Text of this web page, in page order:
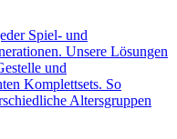
Spiel- und
Unsere Lösungen
und
Komplettsets. So
Altersgruppen